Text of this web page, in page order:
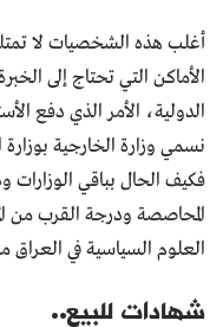
أغلب هذه الشخصيات لا
الأماكن التي تحتاج إلى
الدولية، الأمر الذي دفع
نسمي وزارة الخارجية
فكيف الحال بباقي الوزارات
المحاصصة ودرجة القرب من
العلوم السياسية في
شهادات للبيع..